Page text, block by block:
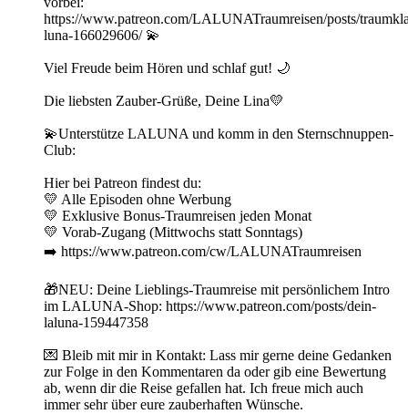
https://www.patreon.com/LALUNATraumreisen/posts/
luna-166029606/ 💫
Viel Freude beim Hören und schlaf gut! 🌙
Die liebsten Zauber-Grüße, Deine Lina💛
💫Unterstütze LALUNA und komm in den Sternschnuppen-
Club:
Hier bei Patreon findest du:
💛 Alle Episoden ohne Werbung
💛 Exklusive Bonus-Traumreisen jeden Monat
💛 Vorab-Zugang (Mittwochs statt Sonntags)
➡️ https://www.patreon.com/cw/LALUNATraumreisen
🎁NEU: Deine Lieblings-Traumreise mit persönlichem Intro
im LALUNA-Shop: https://www.patreon.com/posts/dein-
laluna-159447358
💌 Bleib mit mir in Kontakt: Lass mir gerne deine Gedanken
zur Folge in den Kommentaren da oder gib eine Bewertung
ab, wenn dir die Reise gefallen hat. Ich freue mich auch
immer sehr über eure zauberhaften Wünsche.